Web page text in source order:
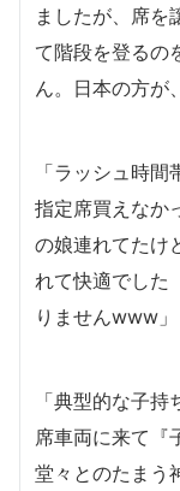
ましたが、席を
て階段を登るの
ん。日本の方が
「ラッシュ時
指定席買えなか
の娘連れてたけ
れて快適でし
りませんwww」
「典型的な子
席車両に来て『
堂々とのたまう